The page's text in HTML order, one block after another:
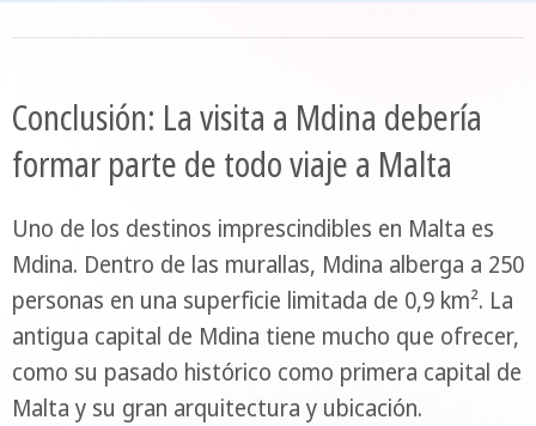
Conclusión: La visita a Mdina debería
formar parte de todo viaje a Malta
Uno de los destinos imprescindibles en Malta es
Mdina. Dentro de las murallas, Mdina alberga a 250
personas en una superficie limitada de 0,9 km². La
antigua capital de Mdina tiene mucho que ofrecer,
como su pasado histórico como primera capital de
Malta y su gran arquitectura y ubicación.